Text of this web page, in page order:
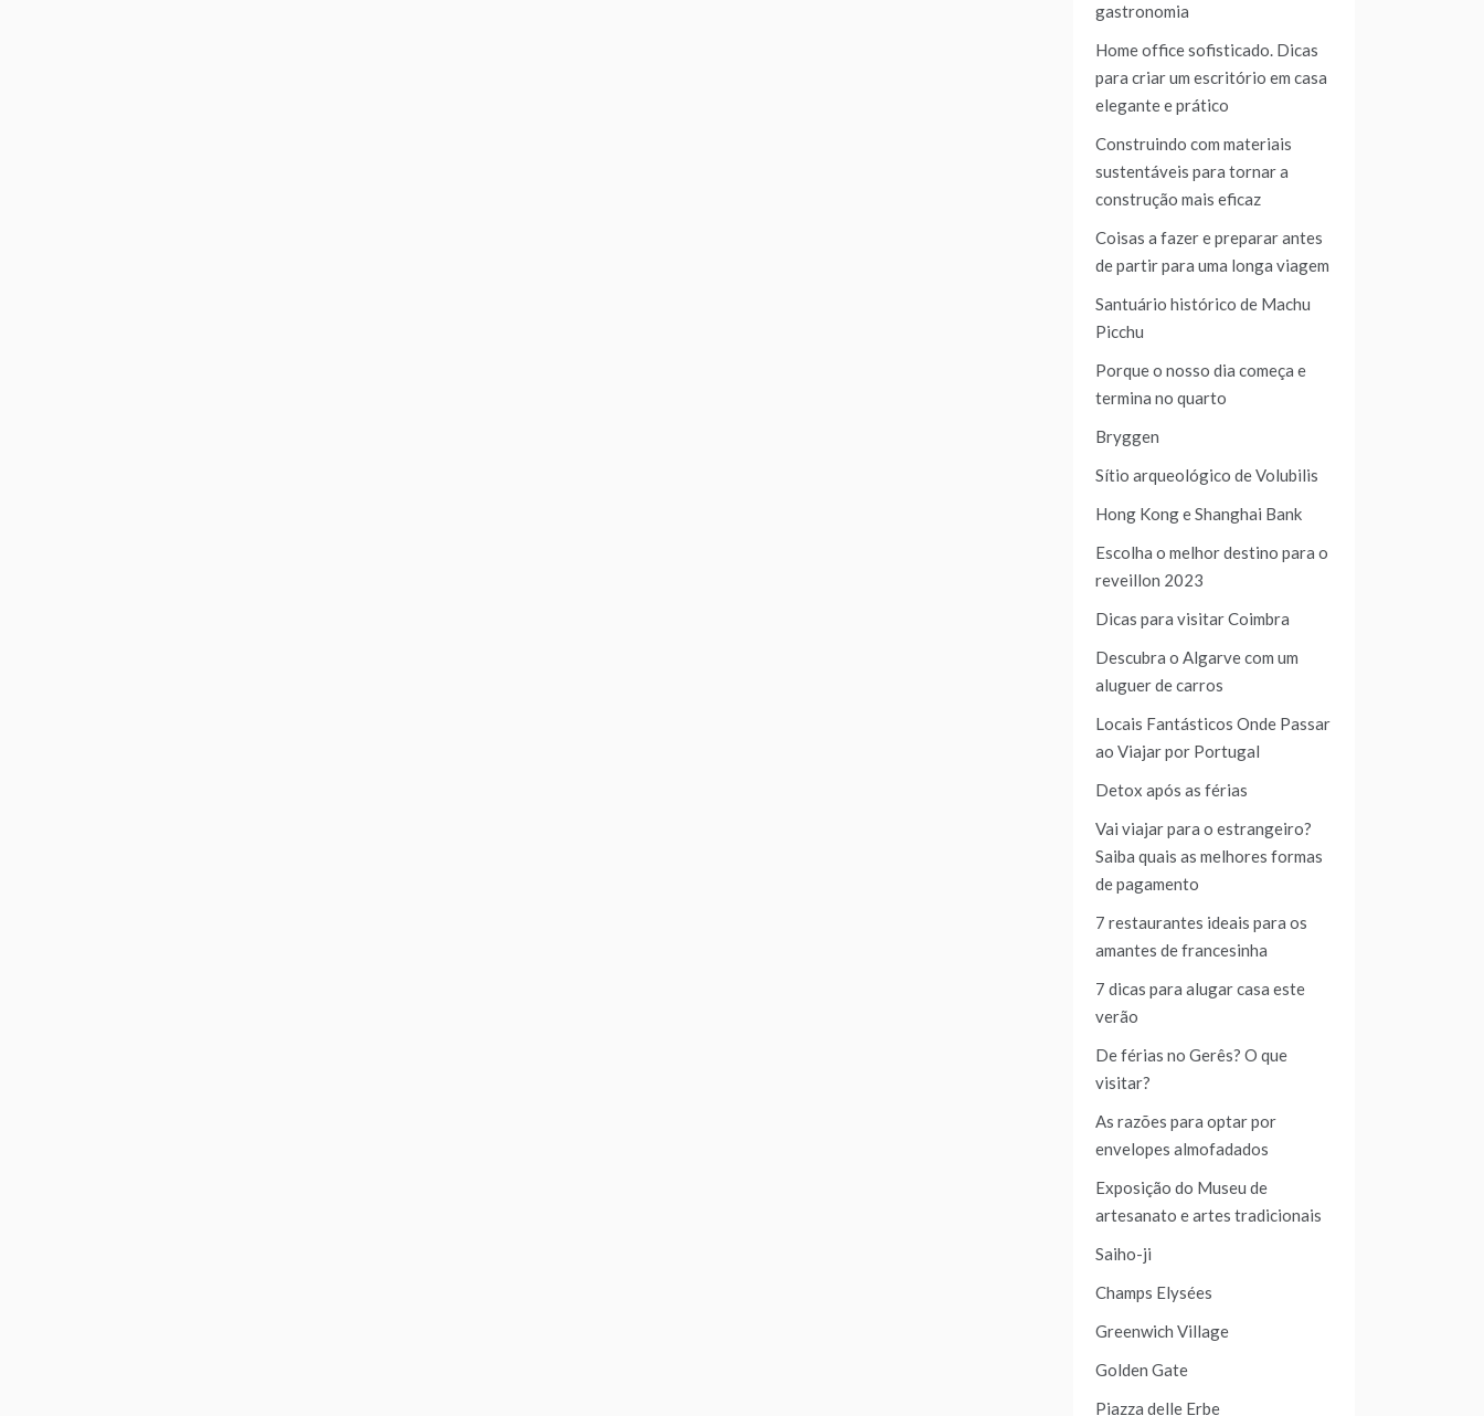
gastronomia
Home office sofisticado. Dicas
para criar um escritório em casa
elegante e prático
Construindo com materiais
sustentáveis para tornar a
construção mais eficaz
Coisas a fazer e preparar antes
de partir para uma longa viagem
Santuário histórico de Machu
Picchu
Porque o nosso dia começa e
termina no quarto
Bryggen
Sítio arqueológico de Volubilis
Hong Kong e Shanghai Bank
Escolha o melhor destino para o
reveillon 2023
Dicas para visitar Coimbra
Descubra o Algarve com um
aluguer de carros
Locais Fantásticos Onde Passar
ao Viajar por Portugal
Detox após as férias
Vai viajar para o estrangeiro?
Saiba quais as melhores formas
de pagamento
7 restaurantes ideais para os
amantes de francesinha
7 dicas para alugar casa este
verão
De férias no Gerês? O que
visitar?
As razões para optar por
envelopes almofadados
Exposição do Museu de
artesanato e artes tradicionais
Saiho-ji
Champs Elysées
Greenwich Village
Golden Gate
Piazza delle Erbe